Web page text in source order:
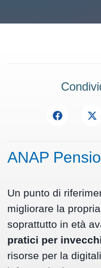
ANAP
Un punto di
migliorare la
soprattutto in età
pratici per
risorse per la